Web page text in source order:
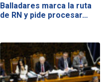
Balladares marca la ruta
de RN y pide procesar…